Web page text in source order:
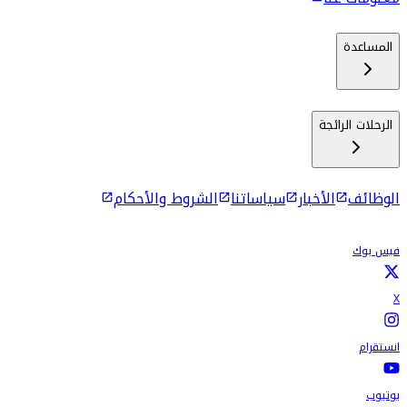
المساعدة
الرحلات الرائجة
الوظائف الأخبار سياساتنا الشروط والأحكام
فيس بوك
X
انستقرام
يوتيوب